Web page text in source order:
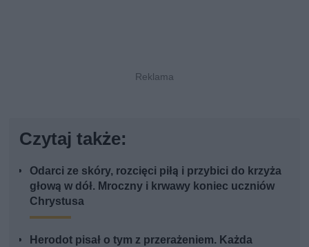
Czytaj także:
Odarci ze skóry, rozcięci piłą i przybici do krzyża
głową w dół. Mroczny i krwawy koniec uczniów
Chrystusa
Herodot pisał o tym z przerażeniem. Każda